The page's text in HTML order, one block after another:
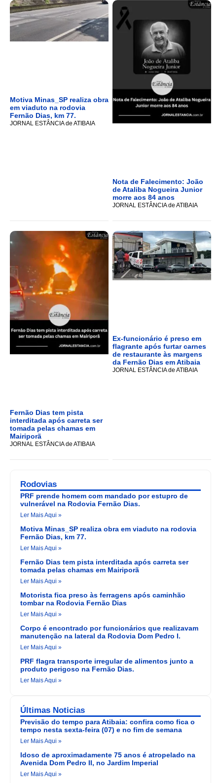
Motiva Minas_SP realiza obra
em viaduto na rodovia
Fernão Dias, km 77.
JORNAL ESTÂNCIA de ATIBAIA
Nota de Falecimento: João
de Ataliba Nogueira Junior
morre aos 84 anos
JORNAL ESTÂNCIA de ATIBAIA
Fernão Dias tem pista
interditada após carreta ser
tomada pelas chamas em
Mairiporã
JORNAL ESTÂNCIA de ATIBAIA
Ex-funcionário é preso em
flagrante após furtar carnes
de restaurante às margens
da Fernão Dias em Atibaia
JORNAL ESTÂNCIA de ATIBAIA
Rodovias
PRF prende homem com mandado por estupro de
vulnerável na Rodovia Fernão Dias.
Ler Mais Aqui »
Motiva Minas_SP realiza obra em viaduto na rodovia
Fernão Dias, km 77.
Ler Mais Aqui »
Fernão Dias tem pista interditada após carreta ser
tomada pelas chamas em Mairiporã
Ler Mais Aqui »
Motorista fica preso às ferragens após caminhão
tombar na Rodovia Fernão Dias
Ler Mais Aqui »
Corpo é encontrado por funcionários que realizavam
manutenção na lateral da Rodovia Dom Pedro I.
Ler Mais Aqui »
PRF flagra transporte irregular de alimentos junto a
produto perigoso na Fernão Dias.
Ler Mais Aqui »
Últimas Noticias
Previsão do tempo para Atibaia: confira como fica o
tempo nesta sexta-feira (07) e no fim de semana
Ler Mais Aqui »
Idoso de aproximadamente 75 anos é atropelado na
Avenida Dom Pedro II, no Jardim Imperial
Ler Mais Aqui »